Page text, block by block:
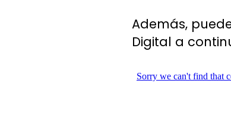
Además,
Digital a